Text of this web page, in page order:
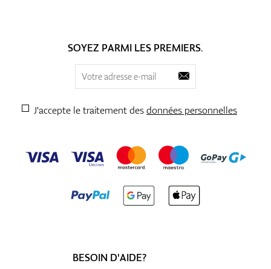
SOYEZ PARMI LES PREMIERS.
J'accepte le traitement desdonnées personnelles
BESOIN D'AIDE?